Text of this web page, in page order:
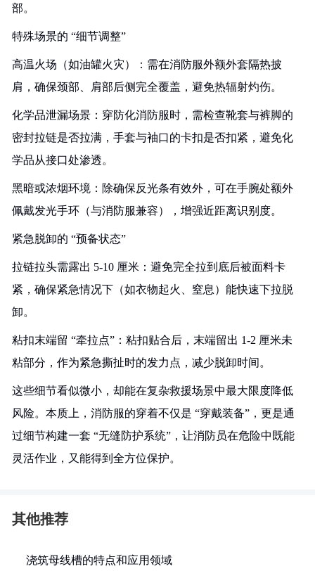
部。
特殊场景的 “细节调整”
高温火场（如油罐火灾）：需在消防服外额外套隔热披
肩，确保颈部、肩部后侧完全覆盖，避免热辐射灼伤。
化学品泄漏场景：穿防化消防服时，需检查靴套与裤脚的
密封拉链是否拉满，手套与袖口的卡扣是否扣紧，避免化
学品从接口处渗透。
黑暗或浓烟环境：除确保反光条有效外，可在手腕处额外
佩戴发光手环（与消防服兼容），增强近距离识别度。
紧急脱卸的 “预备状态”
拉链拉头需露出 5-10 厘米：避免完全拉到底后被面料卡
紧，确保紧急情况下（如衣物起火、窒息）能快速下拉脱
卸。
粘扣末端留 “牵拉点”：粘扣贴合后，末端留出 1-2 厘米未
粘部分，作为紧急撕扯时的发力点，减少脱卸时间。
这些细节看似微小，却能在复杂救援场景中最大限度降低
风险。本质上，消防服的穿着不仅是 “穿戴装备”，更是通
过细节构建一套 “无缝防护系统”，让消防员在危险中既能
灵活作业，又能得到全方位保护。
其他推荐
浇筑母线槽的特点和应用领域